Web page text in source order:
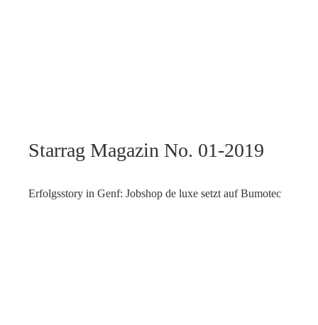
Starrag Magazin No. 01-2019
Erfolgsstory in Genf: Jobshop de luxe setzt auf Bumotec